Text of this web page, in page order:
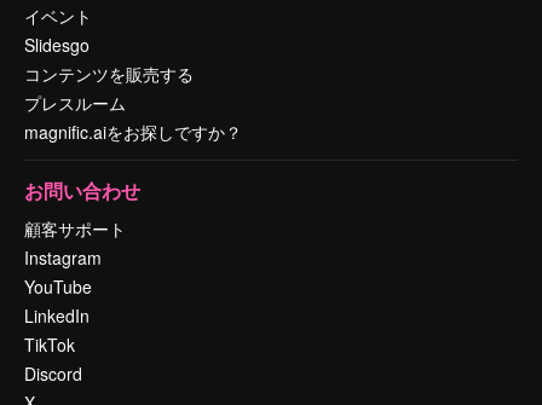
イベント
Slidesgo
コンテンツを販売する
プレスルーム
magnific.aiをお探しですか？
お問い合わせ
顧客サポート
Instagram
YouTube
LinkedIn
TikTok
Discord